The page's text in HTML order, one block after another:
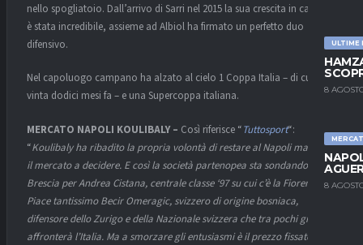
ULTIME
8
8
nello spogliatoio. Dall’arrivo di Sarri nel 2015 la sua crescita in campo
è stata incredibile, assieme ad Albiol ha firmato un perfetto duo
difensivo.
Nel capoluogo campano ha alzato al cielo 1 Coppa Italia – di cui una
vinta dodici mesi fa – e una Supercoppa italiana.
MERCATO NAPOLI KOULIBALY – Così riferisce “Tuttosport“:
“Koulibaly ha ribadito la propria volontà di restare al Napoli ma sarà
il mercato a decidere. E così la società partenopea sta sondando il
Brescia per Andrea Cistana, centrale classe ‘97 su cui c’è la Fiorentina.
Piace tantissimo Becir Omeragic, svizzero di origine bosniaca,
difensore dello Zurigo e della Nazionale svizzera che tra pochi giorni
affronterà l’Italia. Ma a smorzare gli entusiasmi è il prezzo fissato per il